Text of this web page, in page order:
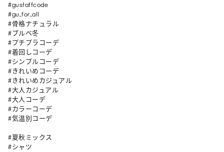
#gustaffcode
#gu_for_all
#骨格ナチュラル
#ブルベ冬
#プチプラコーデ
#着回しコーデ
#シンプルコーデ
#きれいめコーデ
#きれいめカジュアル
#大人カジュアル
#大人コーデ
#カラーコーデ
#気温別コーデ
#夏秋ミックス
#シャツ